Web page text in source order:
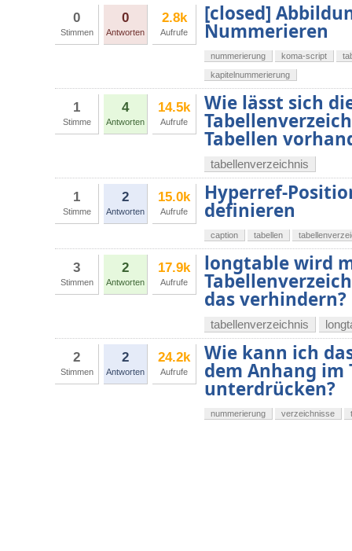
0
Stimmen
0
Antworten
2.8k
Aufrufe
[closed]
Nummerieren
nummerierung koma-script
kapitelnummerierung
1
Stimme
4
Antworten
14.5k
Aufrufe
Wie lässt sich
Tabellen
tabellenverzeichnis
1
Stimme
2
Antworten
15.0k
Aufrufe
Hyperref-
definieren
caption tabellen
3
Stimmen
2
Antworten
17.9k
Aufrufe
longtable wird
das verhindern?
tabellenverzeichnis
2
Stimmen
2
Antworten
24.2k
Aufrufe
Wie kann ich
dem Anhang im
unterdrücken?
nummerierung verzeichnisse